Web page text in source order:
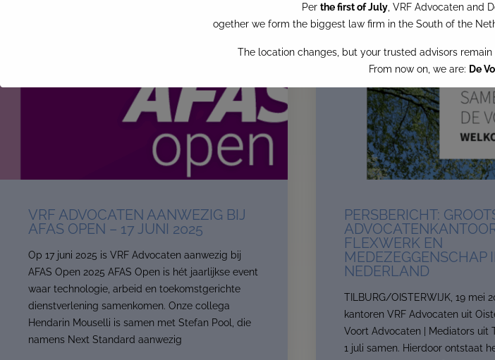
VRF ADVOCATEN AANWEZIG BIJ
AFAS OPEN – 17 JUNI 2025
Op 17 juni 2025 is VRF Advocaten aanwezig bij
AFAS Open 2025 AFAS Open is hét jaarlijkse event
waar technologie, arbeid en toekomstgerichte
dienstverlening samenkomen. Onze collega
Hendarin Mouselli is samen met Stefan Pool, die
namens Next Standard aanwezig
PERSBERICHT:
FLEXWERK EN
MEDEZEGGENSCHAP
NEDERLAND
TILBURG/OISTERWIJK, 19 mei
kantoren VRF Advocaten uit
Voort Advocaten | Mediators uit
1 juli samen. Hierdoor ontstaat
Per the first of July, VRF Advocaten and
ogether we form the biggest law firm in the South of the
The location changes, but your trusted advisors
From now on, we are: De
This website will for now
Read